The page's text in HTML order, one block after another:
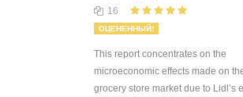
16
ОЦЕНЕННЫЙ!
This report concentrates on the
microeconomic effects made on
grocery store market due to Lidl’s